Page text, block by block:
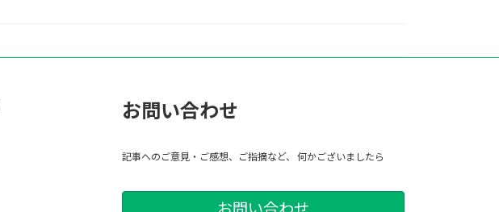
お問い合わせ
記事へのご意見・ご感想、ご指摘など、 何かございましたら
お問い合わせ